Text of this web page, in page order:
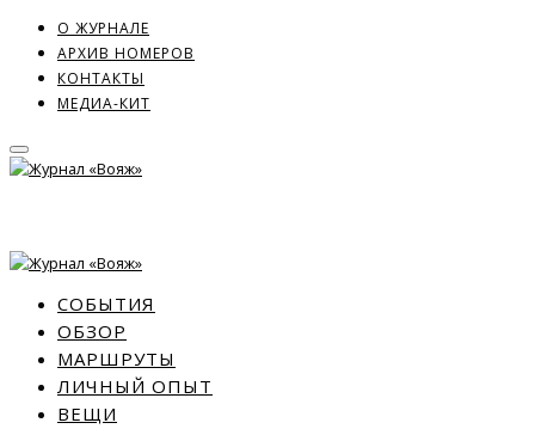
О ЖУРНАЛЕ
АРХИВ НОМЕРОВ
КОНТАКТЫ
МЕДИА-КИТ
СОБЫТИЯ
ОБЗОР
МАРШРУТЫ
ЛИЧНЫЙ ОПЫТ
ВЕЩИ